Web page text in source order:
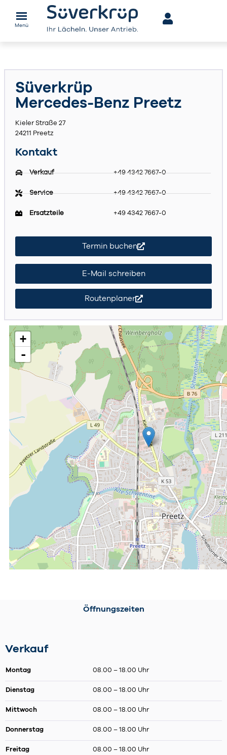
Menü
Süverkrüp
Mercedes-Benz Preetz
Kieler Straße 27
24211 Preetz
Kontakt
Verkauf
Service
Ersatzteile
+49 4342 7667-0
+49 4342 7667-0
+49 4342 7667-0
Termin buchen
E-Mail schreiben
Routenplaner
+
-
Öffnungszeiten
Verkauf
Montag 08.00 – 18.00 Uhr
Dienstag 08.00 – 18.00 Uhr
Mittwoch 08.00 – 18.00 Uhr
Donnerstag 08.00 – 18.00 Uhr
Freitag 08.00 – 18.00 Uhr